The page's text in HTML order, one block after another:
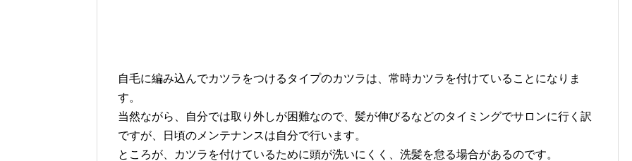
自毛に編み込んでカツラをつけるタイプのカツラは、常時カツラを付けていることになりま
す。
当然ながら、自分では取り外しが困難なので、髪が伸びるなどのタイミングでサロンに行く訳
ですが、日頃のメンテナンスは自分で行います。
ところが、カツラを付けているために頭が洗いにくく、洗髪を怠る場合があるのです。